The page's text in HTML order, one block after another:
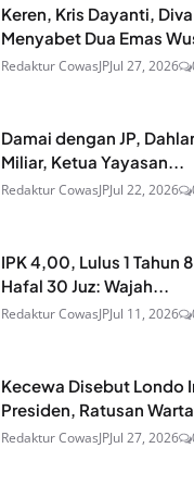
Keren, Kris Dayanti,
Menyabet Dua Emas
Redaktur CowasJPJul 27, 2026
Damai dengan JP,
Miliar, Ketua Yayasan...
Redaktur CowasJPJul 22, 2026
IPK 4,00, Lulus 1 Tahun
Hafal 30 Juz: Wajah...
Redaktur CowasJPJul 11, 2026
Kecewa Disebut Londo
Presiden, Ratusan
Redaktur CowasJPJul 27, 2026